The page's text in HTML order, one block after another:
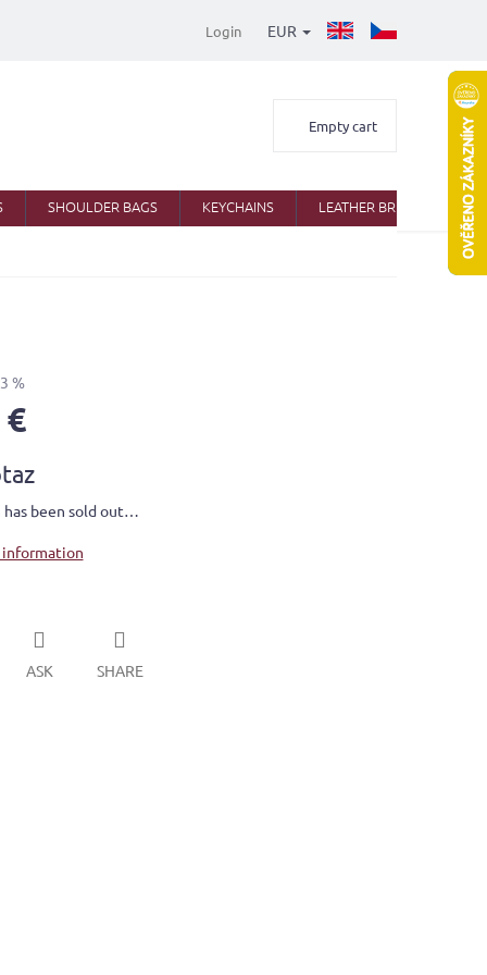
EUR
Login
Shopping
Empty cart
SHOULDER BAGS KEYCHAINS LEATHER BRIEFCASES
%
been sold out…
ASK SHARE